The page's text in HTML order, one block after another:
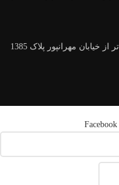
تهران، نارمک، خیابان شهید مدنی پایین‌تر از خیابان مهرانپور پلاک 1385
Facebook